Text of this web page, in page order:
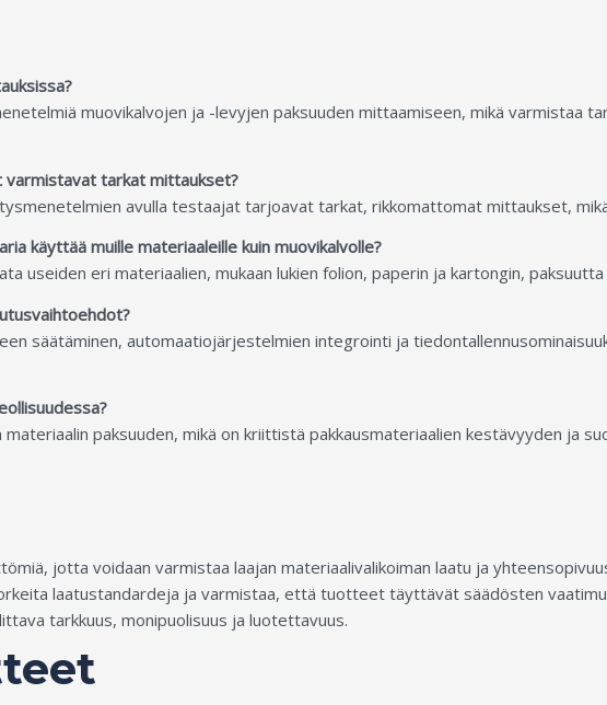
muovikalvojen ja -levyjen paksuuden mittaamiseen, mikä varmistaa
varmistavat tarkat mittaukset?
avulla testaajat tarjoavat tarkat, rikkomattomat mittaukset,
käyttää muille materiaaleille kuin muovikalvolle?
useiden eri materiaalien, mukaan lukien folion, paperin ja kartongin,
säätäminen, automaatiojärjestelmien integrointi ja
paksuuden, mikä on kriittistä pakkausmateriaalien kestävyyden ja
jotta voidaan varmistaa laajan materiaalivalikoiman laatu ja
laatustandardeja ja varmistaa, että tuotteet täyttävät säädösten
tarkkuus, monipuolisuus ja luotettavuus.